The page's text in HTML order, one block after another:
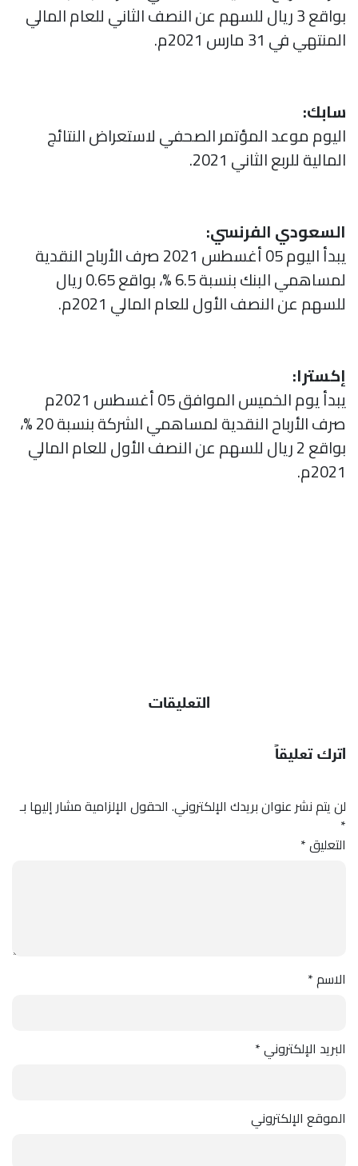
بواقع 3 ريال للسهم عن النصف الثاني للعام المالي
المنتهي في 31 مارس 2021م.
سابك:
اليوم موعد المؤتمر الصحفي لاستعراض النتائج
المالية للربع الثاني 2021.
السعودي الفرنسي:
يبدأ اليوم 05 أغسطس 2021 صرف الأرباح النقدية
لمساهمي البنك بنسبة 6.5 %، بواقع 0.65 ريال
للسهم عن النصف الأول للعام المالي 2021م.
إكسترا:
يبدأ يوم الخميس الموافق 05 أغسطس 2021م
صرف الأرباح النقدية لمساهمي الشركة بنسبة 20 %،
بواقع 2 ريال للسهم عن النصف الأول للعام المالي
2021م.
التعليقات
اترك تعليقاً
لن يتم نشر عنوان بريدك الإلكتروني. الحقول الإلزامية مشار إليها بـ
*
التعليق*
الاسم*
البريد الإلكتروني*
الموقع الإلكتروني